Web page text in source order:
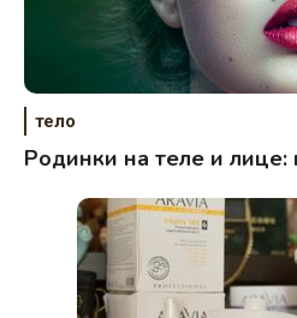
тело
Родинки на теле и лице: